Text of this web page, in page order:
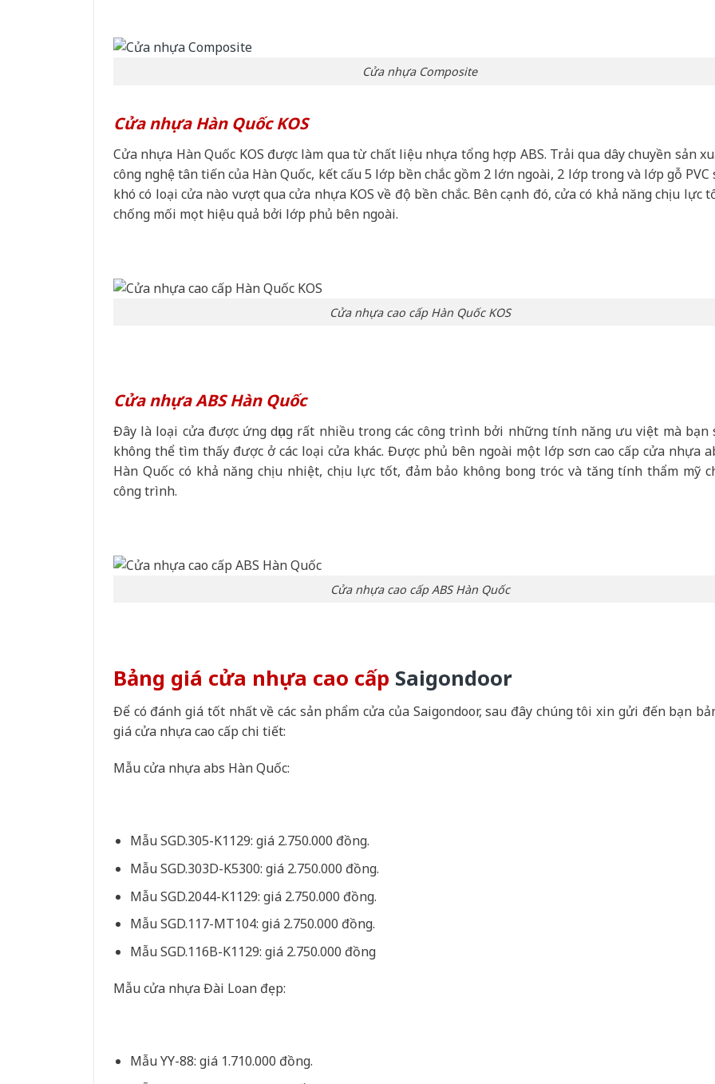
Cửa nhựa Composite
Cửa nhựa Hàn Quốc KOS
Cửa nhựa Hàn Quốc KOS được làm qua từ chất liệu nhựa tổng hợp ABS. Trải qua dây chuyền sản
công nghệ tân tiến của Hàn Quốc, kết cấu 5 lớp bền chắc gồm 2 lớn ngoài, 2 lớp trong và lớp gỗ PVC
khó có loại cửa nào vượt qua cửa nhựa KOS về độ bền chắc. Bên cạnh đó, cửa có khả năng chịu lực
chống mối mọt hiệu quả bởi lớp phủ bên ngoài.
Cửa nhựa cao cấp Hàn Quốc KOS
Cửa nhựa ABS Hàn Quốc
Đây là loại cửa được ứng dụng rất nhiều trong các công trình bởi những tính năng ưu việt mà bạn
không thể tìm thấy được ở các loại cửa khác. Được phủ bên ngoài một lớp sơn cao cấp cửa nhựa
Hàn Quốc có khả năng chịu nhiệt, chịu lực tốt, đảm bảo không bong tróc và tăng tính thẩm mỹ
công trình.
Cửa nhựa cao cấp ABS Hàn Quốc
Bảng giá cửa nhựa cao cấp Saigondoor
Để có đánh giá tốt nhất về các sản phẩm cửa của Saigondoor, sau đây chúng tôi xin gửi đến bạn
giá cửa nhựa cao cấp chi tiết:
Mẫu cửa nhựa abs Hàn Quốc:
Mẫu SGD.305-K1129: giá 2.750.000 đồng.
Mẫu SGD.303D-K5300: giá 2.750.000 đồng.
Mẫu SGD.2044-K1129: giá 2.750.000 đồng.
Mẫu SGD.117-MT104: giá 2.750.000 đồng.
Mẫu SGD.116B-K1129: giá 2.750.000 đồng
Mẫu cửa nhựa Đài Loan đẹp:
Mẫu YY-88: giá 1.710.000 đồng.